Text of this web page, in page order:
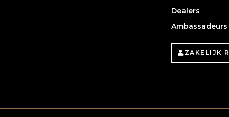
Dealers
Ambassadeurs
ZAKELIJK